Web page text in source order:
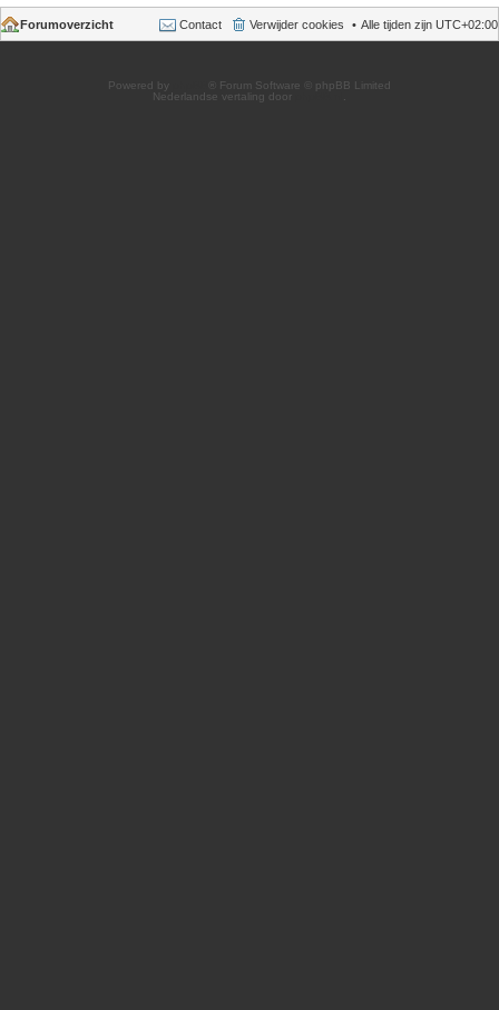
Forumoverzicht Alle tijden zijn UTC+02:00
Verwijder cookies
Contact
Powered by
® Forum Software © phpBB Limited
Nederlandse vertaling door